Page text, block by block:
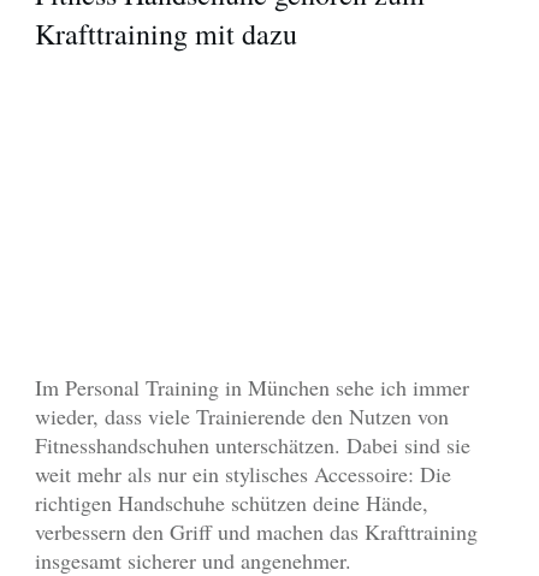
Krafttraining mit dazu
Im Personal Training in München sehe ich immer
wieder, dass viele Trainierende den Nutzen von
Fitnesshandschuhen unterschätzen. Dabei sind sie
weit mehr als nur ein stylisches Accessoire: Die
richtigen Handschuhe schützen deine Hände,
verbessern den Griff und machen das Krafttraining
insgesamt sicherer und angenehmer.